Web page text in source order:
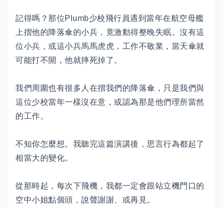
記得嗎？那位Plumb少校飛行員遇到當年在航空母艦
上摺他的降落傘的小兵，竟激動得整晚失眠。沒有這
位小兵，或這小兵馬馬虎虎，工作不敬業，當天傘就
可能打不開，他就摔死掉了。
我們周圍也有很多人在摺我們的降落傘，只是我們與
這位少校當年一樣沒在意，或認為那是他們理所當然
的工作。
不知你怎麼想。我聽完這篇演講後，思言行為都起了
相當大的變化。
從那時起，每次下飛機，我都一定會跟站立機門口的
空中小姐點個頭，說聲謝謝、或再見。